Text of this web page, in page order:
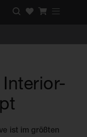
ist im größten